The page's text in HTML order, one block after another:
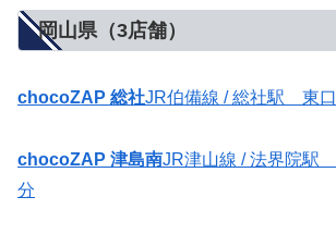
岡山県（3店舗）
chocoZAP 総社JR伯備線 / 総社駅 東
chocoZAP 津島南JR津山線 / 法界院
分